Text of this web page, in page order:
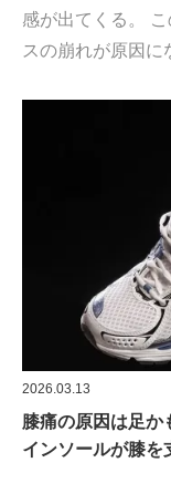
感が出てくる。
スの崩れが原因
2026.03.13
膝痛の原因は足か
インソールが膝を